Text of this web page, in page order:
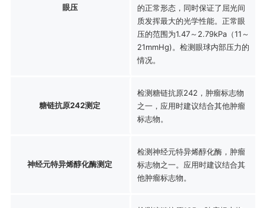
眼压
的正常形态，同时保证了屈光间
质发挥最大的光学性能。正常眼
压的范围为1.47～2.79kPa（11～
21mmHg)。检测眼球内部压力的
情况。
糖链抗原242测定
检测糖链抗原242，肿瘤标志物
之一，应用时建议结合其他肿瘤
标志物。
神经元特异烯醇化酶测定
检测神经元特异烯醇化酶，肿瘤
标志物之一。应用时建议结合其
他肿瘤标志物。